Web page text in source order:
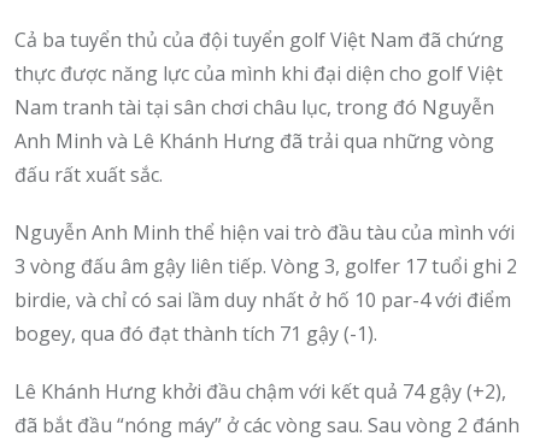
Cả ba tuyển thủ của đội tuyển golf Việt Nam đã chứng
thực được năng lực của mình khi đại diện cho golf Việt
Nam tranh tài tại sân chơi châu lục, trong đó Nguyễn
Anh Minh và Lê Khánh Hưng đã trải qua những vòng
đấu rất xuất sắc.
Nguyễn Anh Minh thể hiện vai trò đầu tàu của mình với
3 vòng đấu âm gậy liên tiếp. Vòng 3, golfer 17 tuổi ghi 2
birdie, và chỉ có sai lầm duy nhất ở hố 10 par-4 với điểm
bogey, qua đó đạt thành tích 71 gậy (-1).
Lê Khánh Hưng khởi đầu chậm với kết quả 74 gậy (+2),
đã bắt đầu “nóng máy” ở các vòng sau. Sau vòng 2 đánh